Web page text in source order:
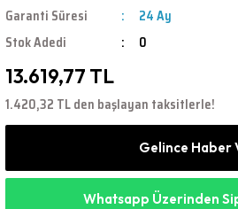
Garanti Süresi
24 Ay
Stok Adedi
0
13.619,77 TL
1.420,32 TL den başlayan taksitlerle!
Gelince Haber
Whatsapp Üzerinden